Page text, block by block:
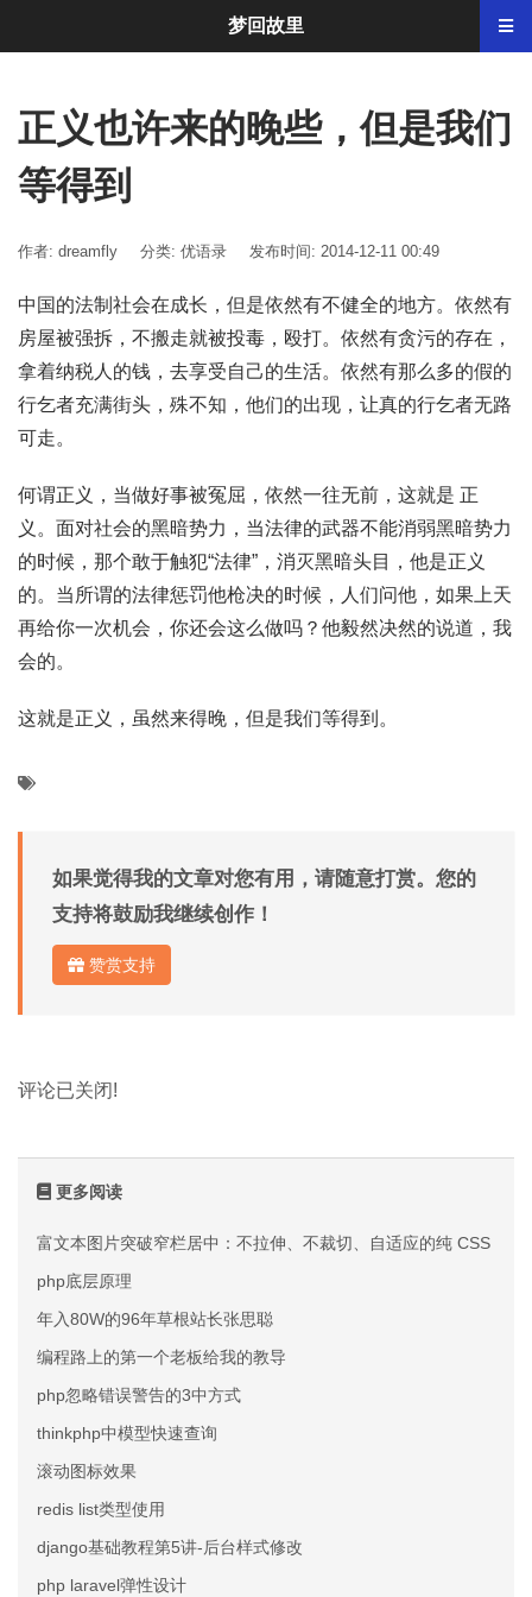
正义也许来的晚些，但是我们
等得到
作者: dreamfly 分类: 优语录 发布时间: 2014-12-11 00:49
中国的法制社会在成长，但是依然有不健全的地方。依然有
房屋被强拆，不搬走就被投毒，殴打。依然有贪污的存在，
拿着纳税人的钱，去享受自己的生活。依然有那么多的假的
行乞者充满街头，殊不知，他们的出现，让真的行乞者无路
可走。
何谓正义，当做好事被冤屈，依然一往无前，这就是 正
义。面对社会的黑暗势力，当法律的武器不能消弱黑暗势力
的时候，那个敢于触犯“法律”，消灭黑暗头目，他是正义
的。当所谓的法律惩罚他枪决的时候，人们问他，如果上天
再给你一次机会，你还会这么做吗？他毅然决然的说道，我
会的。
这就是正义，虽然来得晚，但是我们等得到。
如果觉得我的文章对您有用，请随意打赏。您的
支持将鼓励我继续创作！
赞赏支持
评论已关闭!
更多阅读
富文本图片突破窄栏居中：不拉伸、不裁切、自适应的纯 CSS 方案
php底层原理
年入80W的96年草根站长张思聪
编程路上的第一个老板给我的教导
php忽略错误警告的3中方式
thinkphp中模型快速查询
滚动图标效果
redis list类型使用
django基础教程第5讲-后台样式修改
php laravel弹性设计
梦回故里